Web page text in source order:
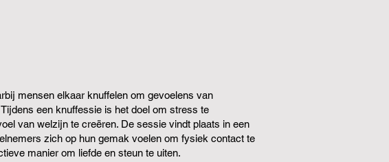
mensen elkaar knuffelen om gevoelens van
een knuffessie is het doel om stress te
van welzijn te creëren. De sessie vindt plaats in een
zich op hun gemak voelen om fysiek contact te
manier om liefde en steun te uiten.